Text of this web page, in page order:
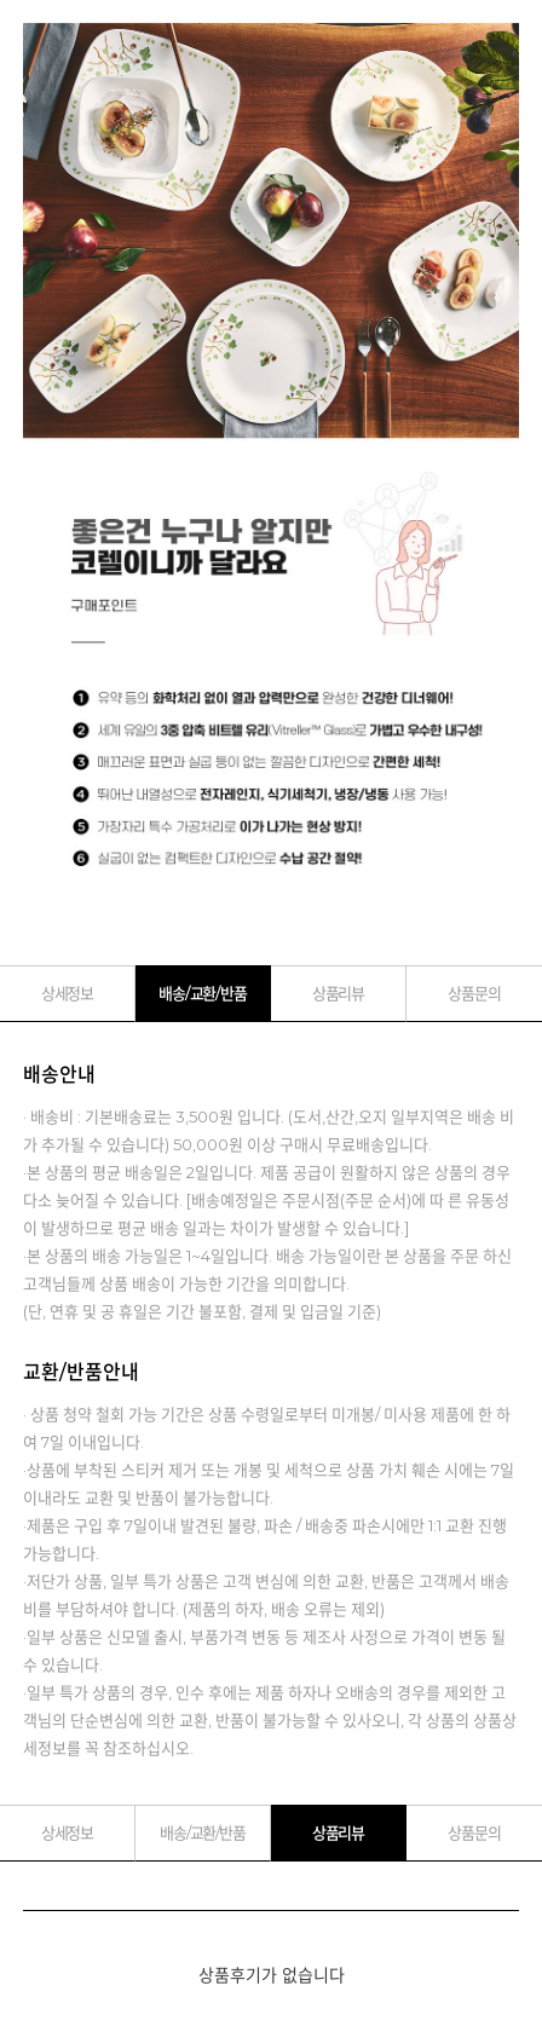
상세정보 배송/교환/반품 상품리뷰 상품문의
배송안내
· 배송비 : 기본배송료는 3,500원 입니다. (도서,산간,오지 일부지역은 배송 비
가 추가될 수 있습니다) 50,000원 이상 구매시 무료배송입니다.
·본 상품의 평균 배송일은 2일입니다. 제품 공급이 원활하지 않은 상품의 경우
다소 늦어질 수 있습니다. [배송예정일은 주문시점(주문 순서)에 따 른 유동성
이 발생하므로 평균 배송 일과는 차이가 발생할 수 있습니다.]
·본 상품의 배송 가능일은 1~4일입니다. 배송 가능일이란 본 상품을 주문 하신
고객님들께 상품 배송이 가능한 기간을 의미합니다.
(단, 연휴 및 공 휴일은 기간 불포함, 결제 및 입금일 기준)
교환/반품안내
· 상품 청약 철회 가능 기간은 상품 수령일로부터 미개봉/ 미사용 제품에 한 하
여 7일 이내입니다.
·상품에 부착된 스티커 제거 또는 개봉 및 세척으로 상품 가치 훼손 시에는 7일
이내라도 교환 및 반품이 불가능합니다.
·제품은 구입 후 7일이내 발견된 불량, 파손 / 배송중 파손시에만 1:1 교환 진행
가능합니다.
·저단가 상품, 일부 특가 상품은 고객 변심에 의한 교환, 반품은 고객께서 배송
비를 부담하셔야 합니다. (제품의 하자, 배송 오류는 제외)
·일부 상품은 신모델 출시, 부품가격 변동 등 제조사 사정으로 가격이 변동 될
수 있습니다.
·일부 특가 상품의 경우, 인수 후에는 제품 하자나 오배송의 경우를 제외한 고
객님의 단순변심에 의한 교환, 반품이 불가능할 수 있사오니, 각 상품의 상품상
세정보를 꼭 참조하십시오.
상세정보 배송/교환/반품 상품리뷰 상품문의
상품후기가 없습니다